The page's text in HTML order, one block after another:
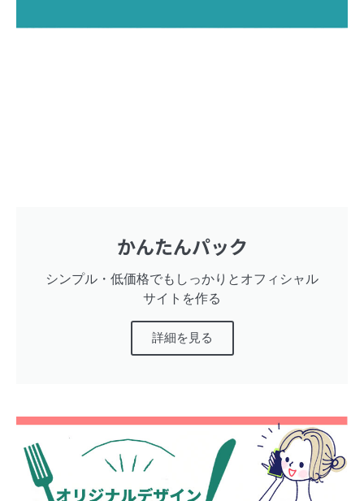
かんたんパック
シンプル・低価格でもしっかりとオフィシャル
サイトを作る
詳細を見る